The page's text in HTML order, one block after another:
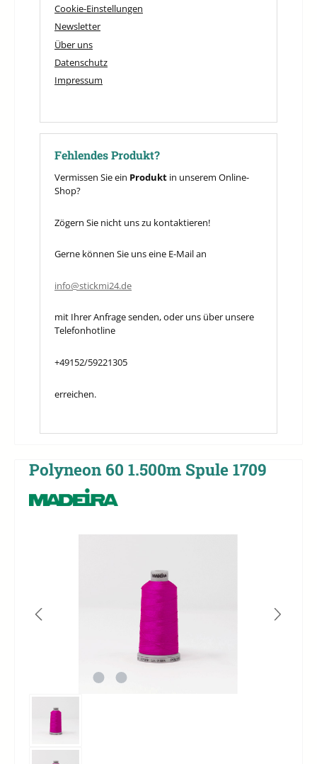
Cookie-Einstellungen
Newsletter
Über uns
Datenschutz
Impressum
Fehlendes Produkt?
Vermissen Sie ein Produkt in unserem Online-
Shop?
Zögern Sie nicht uns zu kontaktieren!
Gerne können Sie uns eine E-Mail an
info@stickmi24.de
mit Ihrer Anfrage senden, oder uns über unsere
Telefonhotline
+49152/59221305
erreichen.
Polyneon 60 1.500m Spule 1709